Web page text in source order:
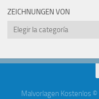
ZEICHNUNGEN VON
Zeichnungen
Malvorlagen Kostenlos